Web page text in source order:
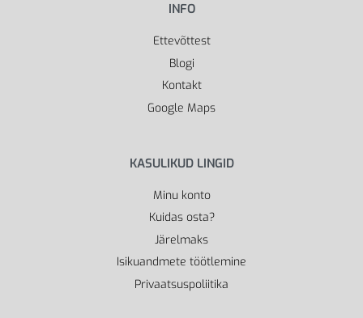
INFO
Ettevõttest
Blogi
Kontakt
Google Maps
KASULIKUD LINGID
Minu konto
Kuidas osta?
Järelmaks
Isikuandmete töötlemine
Privaatsuspoliitika